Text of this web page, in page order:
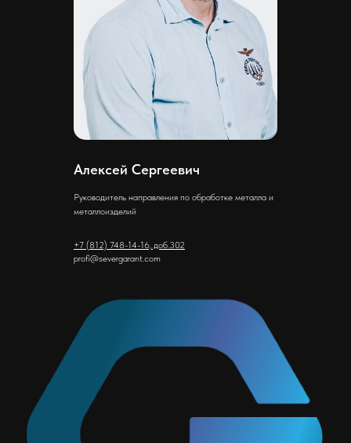
Алексей Сергеевич
Руководитель направления по обработке металла и
металлоизделий
+7 (812) 748-14-16, доб.302
profi@severgarant.com